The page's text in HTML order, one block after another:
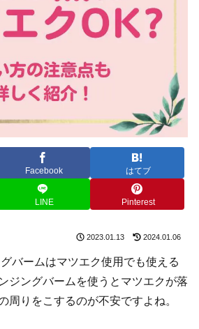
Facebook はてブ
LINE Pinterest
2023.01.13 2024.01.06
バームはマツエク使用でも使える
ジングバームを使うとマツエクが落
周りをこするのが不安ですよね。